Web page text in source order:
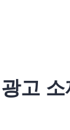
고